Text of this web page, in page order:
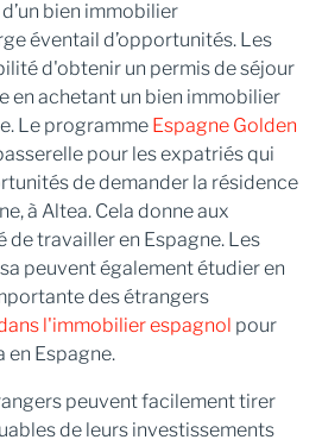
bien immobilier
éventail d’opportunités. Les
d'obtenir un permis de séjour
en achetant un bien immobilier
Le programme Espagne Golden
pour les expatriés qui
de demander la résidence
à Altea. Cela donne aux
travailler en Espagne. Les
peuvent également étudier en
des étrangers
l'immobilier espagnol pour
en Espagne.
peuvent facilement tirer
de leurs investissements